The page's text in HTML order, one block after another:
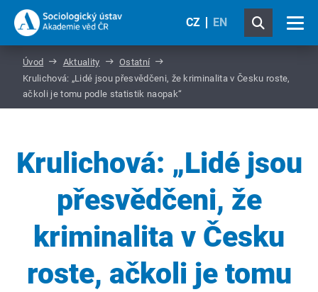
CZ EN
Úvod Aktuality
Ostatní
Krulichová: „Lidé jsou přesvědčeni, že kriminalita v Česku roste,
ačkoli je tomu podle statistik naopak“
Krulichová: „Lidé jsou
přesvědčeni, že
kriminalita v Česku
roste, ačkoli je tomu